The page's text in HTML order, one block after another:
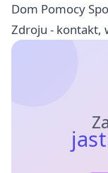
Dom Pomocy
Zdroju - kontakt,